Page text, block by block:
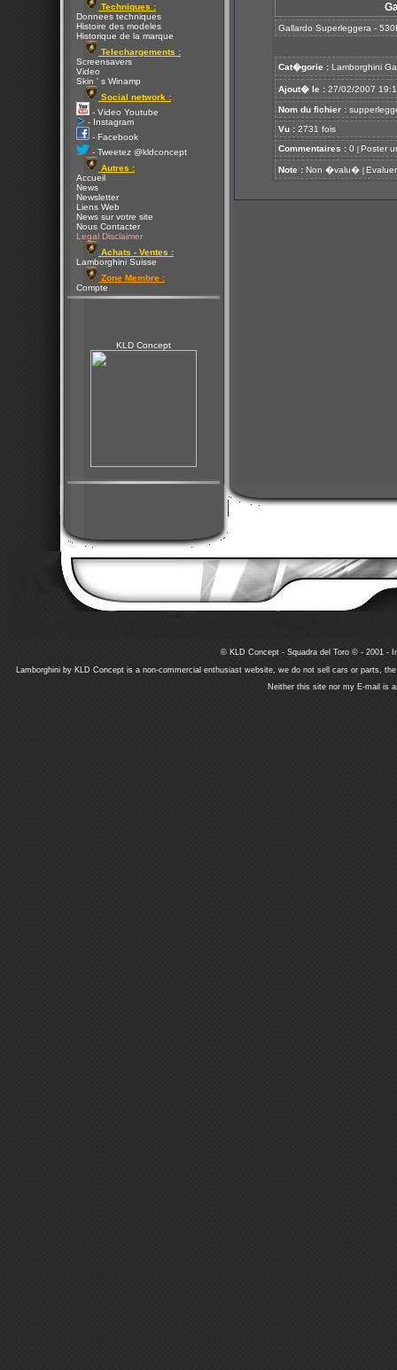
Techniques :
Donnees techniques
Histoire des modeles
Historique de la marque
Telechargements :
Screensavers
Video
Skin ' s Winamp
Social network :
- Video Youtube
- Instagram
- Facebook
- Tweetez @kldconcept
Autres :
Accueil
News
Newsletter
Liens Web
News sur votre site
Nous Contacter
Legal Disclaimer
Achats - Ventes :
Lamborghini Suisse
Zone Membre :
Compte
KLD Concept
Gallardo Superleggera -
Cat�gorie : Lamborghini
Ajout� le : 27/02/2007
Nom du fichier :
Vu : 2731 fois
Commentaires : 0 [ Poster
Note : Non �valu� [ Evaluer
© KLD Concept - Squadra del Toro © - 2001 -
Lamborghini by KLD Concept is a non-commercial enthusiast website, we do not sell cars or parts,
Neither this site nor my E-mail is